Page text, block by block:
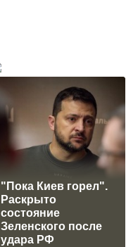
"Пока Киев горел".
Раскрыто
состояние
Зеленского после
удара РФ